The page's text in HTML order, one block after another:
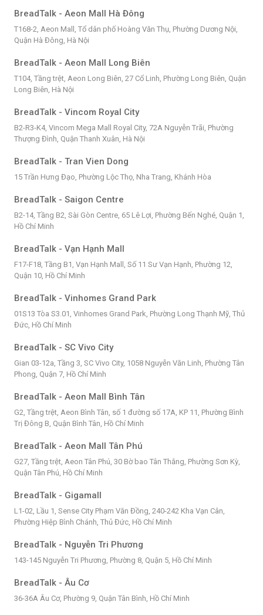
BreadTalk - Aeon Mall Hà Đông
T168-2, Aeon Mall, Tổ dân phố Hoàng Văn Thụ, Phường Dương Nội,
Quận Hà Đông, Hà Nội
BreadTalk - Aeon Mall Long Biên
T104, Tầng trệt, Aeon Long Biên, 27 Cổ Linh, Phường Long Biên, Quận
Long Biên, Hà Nội
BreadTalk - Vincom Royal City
B2-R3-K4, Vincom Mega Mall Royal City, 72A Nguyễn Trãi, Phường
Thượng Đình, Quận Thanh Xuân, Hà Nội
BreadTalk - Tran Vien Dong
15 Trần Hưng Đạo, Phường Lộc Thọ, Nha Trang, Khánh Hòa
BreadTalk - Saigon Centre
B2-14, Tầng B2, Sài Gòn Centre, 65 Lê Lợi, Phường Bến Nghé, Quận 1,
Hồ Chí Minh
BreadTalk - Vạn Hạnh Mall
F17-F18, Tầng B1, Vạn Hạnh Mall, Số 11 Sư Vạn Hạnh, Phường 12,
Quận 10, Hồ Chí Minh
BreadTalk - Vinhomes Grand Park
01S13 Tòa S3.01, Vinhomes Grand Park, Phường Long Thạnh Mỹ, Thủ
Đức, Hồ Chí Minh
BreadTalk - SC Vivo City
Gian 03-12a, Tầng 3, SC Vivo City, 1058 Nguyễn Văn Linh, Phường Tân
Phong, Quận 7, Hồ Chí Minh
BreadTalk - Aeon Mall Bình Tân
G2, Tầng trệt, Aeon Bình Tân, số 1 đường số 17A, KP 11, Phường Bình
Trị Đông B, Quận Bình Tân, Hồ Chí Minh
BreadTalk - Aeon Mall Tân Phú
G27, Tầng trệt, Aeon Tân Phú, 30 Bờ bao Tân Thắng, Phường Sơn Kỳ,
Quận Tân Phú, Hồ Chí Minh
BreadTalk - Gigamall
L1-02, Lầu 1, Sense City Phạm Văn Đồng, 240-242 Kha Vạn Cân,
Phường Hiệp Bình Chánh, Thủ Đức, Hồ Chí Minh
BreadTalk - Nguyễn Tri Phương
143-145 Nguyễn Tri Phương, Phường 8, Quận 5, Hồ Chí Minh
BreadTalk - Âu Cơ
36-36A Âu Cơ, Phường 9, Quận Tân Bình, Hồ Chí Minh